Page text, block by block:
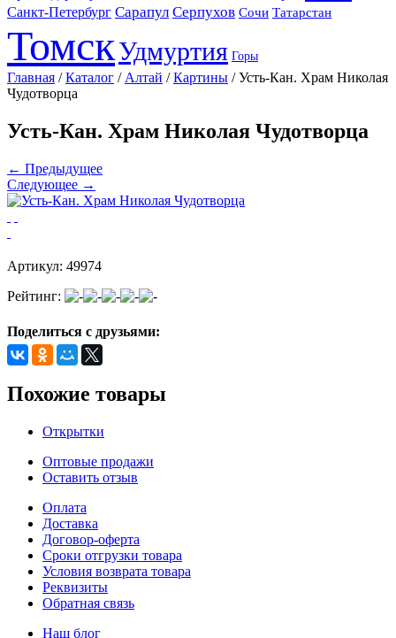
Санкт-Петербург Сарапул Серпухов Сочи Татарстан
ТомскУдмуртия Горы
Главная /Каталог /Алтай /Картины /Усть-Кан. Храм Николая
Чудотворца
Усть-Кан. Храм Николая Чудотворца
← Предыдущее
Следующее →
Артикул: 49974
Рейтинг:
Поделиться с друзьями:
Похожие товары
Открытки
Оптовые продажи
Оставить отзыв
Оплата
Доставка
Договор-оферта
Сроки отгрузки товара
Условия возврата товара
Реквизиты
Обратная связь
Наш блог